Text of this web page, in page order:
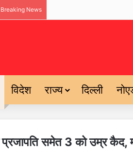
Breaking News
विदेश राज्य दिल्ली
प्रजापति समेत 3 को उम्र कैद,